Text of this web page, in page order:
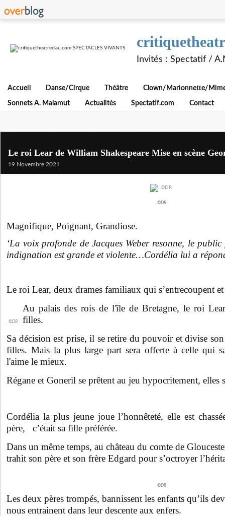
Invités : Spectatif /
Accueil Danse/Cirque Théâtre Clown/Marionnette/
Sonnets A. Malamut Actualités Spectatif.com Contact
Le roi Lear de William Shakespeare Mise en scène
19 Novembre 2021
. ©DR
Magnifique, Poignant, Grandiose.
‘La voix profonde de Jacques Weber resonne, le
indignation est grande et violente…Cordélia lui a
Le roi Lear, deux drames familiaux qui s’entrecoupent
. ©DR
Au palais des rois de l'île de Bretagne, le roi
filles.
Sa décision est prise, il se retire du pouvoir et divise
filles. Mais la plus large part sera offerte à celle qui
l'aime le mieux.
Régane et Goneril se prêtent au jeu hypocritement, elles
Cordélia la plus jeune joue l’honnêteté, elle est
père, c’était sa fille préférée.
Dans un même temps, au château du comte de
trahit son père et son frère Edgard pour s’octroyer
. ©DR
Les deux pères trompés, bannissent les enfants qu’ils
nous entrainent dans leur descente aux enfers.